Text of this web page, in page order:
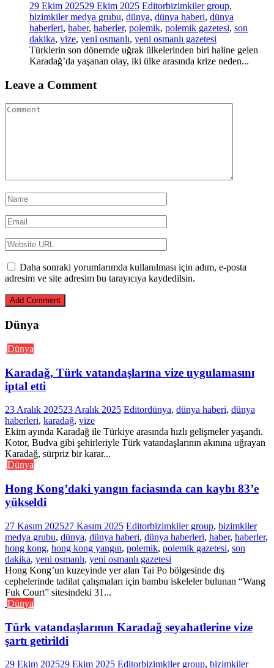
29 Ekim 202529 Ekim 2025 Editorbizimkiler group,
bizimkiler medya grubu, dünya, dünya haberi, dünya
haberleri, haber, haberler, polemik, polemik gazetesi, son
dakika, vize, yeni osmanlı, yeni osmanlı gazetesi
Türklerin son dönemde uğrak ülkelerinden biri haline gelen
Karadağ’da yaşanan olay, iki ülke arasında krize neden...
Leave a Comment
Daha sonraki yorumlarımda kullanılması için adım, e-posta
adresim ve site adresim bu tarayıcıya kaydedilsin.
Dünya
Dünya
Karadağ, Türk vatandaşlarına vize uygulamasını
iptal etti
23 Aralık 202523 Aralık 2025 Editordünya, dünya haberi, dünya
haberleri, karadağ, vize
Ekim ayında Karadağ ile Türkiye arasında hızlı gelişmeler yaşandı.
Kotor, Budva gibi şehirleriyle Türk vatandaşlarının akınına uğrayan
Karadağ, sürpriz bir karar...
Dünya
Hong Kong’daki yangın faciasında can kaybı 83’e
yükseldi
27 Kasım 202527 Kasım 2025 Editorbizimkiler group, bizimkiler
medya grubu, dünya, dünya haberi, dünya haberleri, haber, haberler,
hong kong, hong kong yangın, polemik, polemik gazetesi, son
dakika, yeni osmanlı, yeni osmanlı gazetesi
Hong Kong’un kuzeyinde yer alan Tai Po bölgesinde dış
cephelerinde tadilat çalışmaları için bambu iskeleler bulunan “Wang
Fuk Court” sitesindeki 31...
Dünya
Türk vatandaşlarının Karadağ seyahatlerine vize
şartı getirildi
29 Ekim 202529 Ekim 2025 Editorbizimkiler group, bizimkiler